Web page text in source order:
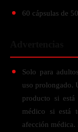
60 cápsulas de
Solo para
uso prolongado.
producto si
médico si está
afección médica.